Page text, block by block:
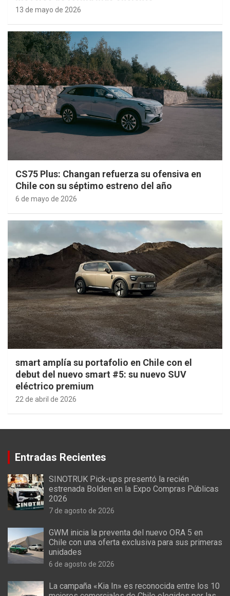
13 de mayo de 2026
CS75 Plus: Changan refuerza su ofensiva en
Chile con su séptimo estreno del año
6 de mayo de 2026
smart amplía su portafolio en Chile con el
debut del nuevo smart #5: su nuevo SUV
eléctrico premium
22 de abril de 2026
Entradas Recientes
SINOTRUK Pick-ups presentó la recién
estrenada Bolden en la Expo Compras Públicas
2026
7 de agosto de 2026
GWM inicia la preventa del nuevo ORA 5 en
Chile con una oferta exclusiva para sus primeras
unidades
6 de agosto de 2026
La campaña «Kia In» es reconocida entre los 10